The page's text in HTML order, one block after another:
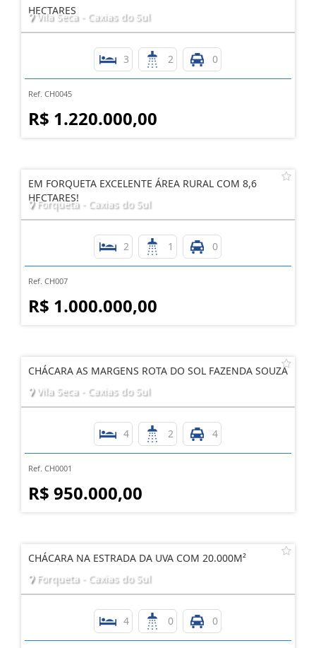
HECTARES
Vila Seca - Caxias do Sul
3 2 0
Ref. CH0045
R$ 1.220.000,00
EM FORQUETA EXCELENTE ÁREA RURAL COM 8,6
HECTARES!
Forqueta - Caxias do Sul
2 1 0
Ref. CH007
R$ 1.000.000,00
CHÁCARA AS MARGENS ROTA DO SOL FAZENDA SOUZA
Vila Seca - Caxias do Sul
4 2 4
Ref. CH0001
R$ 950.000,00
CHÁCARA NA ESTRADA DA UVA COM 20.000M²
Forqueta - Caxias do Sul
4 0 0